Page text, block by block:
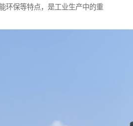
环保等特点，是工业生产中的重